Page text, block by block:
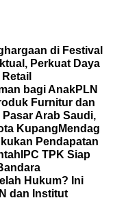
di Festival
Perkuat Daya
bagi AnakPLN
Furnitur dan
Arab Saudi,
Kupang Mendag
Pendapatan
IPC TPK Siap
Hukum? Ini
dan Institut